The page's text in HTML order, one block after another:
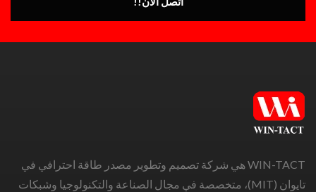
WIN-TACT هي شركة تصميم وتطوير مصدر طاقة احترافي في
تايوان (MIT)، متخصصة في مجال الصناعة والتكنولوجيا وشبكات